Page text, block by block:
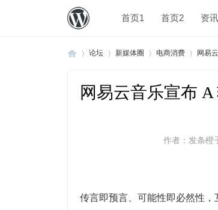
首页1 首页2 资讯
论坛 新媒体圈 电商消费 网易
网易云音乐宣布
作者： 发条橙
传言即预言、可能性即必然性，